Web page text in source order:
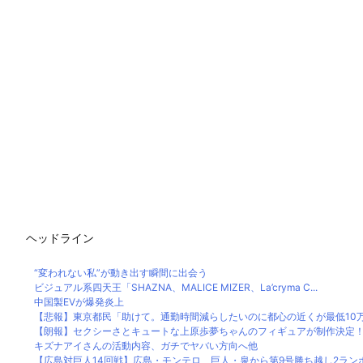
ヘッドライン
“変われない私”が動き出す瞬間に出会う
ビジュアル系四天王「SHAZNA、MALICE MIZER、La’cryma C...
中国製EVが爆発炎上
【悲報】東京都民「助けて。通勤時間減らしたいのに都心の近くが最低10
【朗報】セクシーさとキュートな上原歩夢ちゃんのフィギュアが制作決定
キズナアイさんの活動内容、ガチでヤバい方向へ他
【広島対巨人14回戦】広島・モンテロ、巨人・泉から第9号勝ち越し2ラン